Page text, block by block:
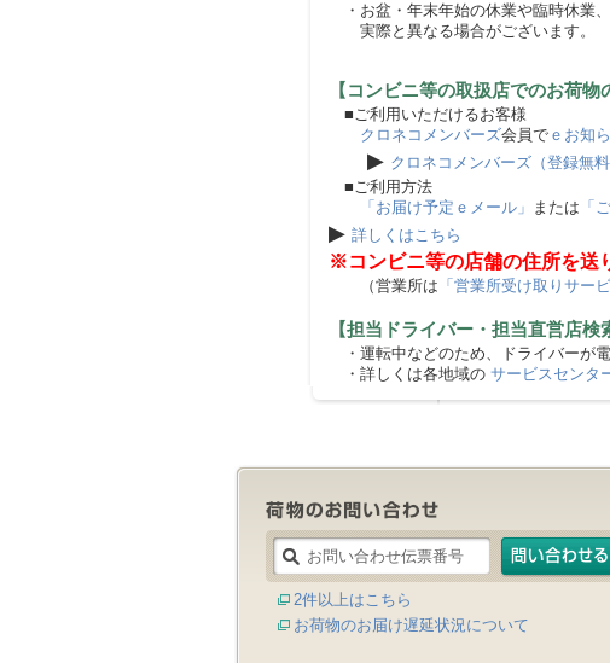
・お盆・年末年始の休業や臨時休業
実際と異なる場合がございます。
【コンビニ等の取扱店でのお荷
■ご利用いただけるお客様
クロネコメンバーズ会員で ｅお知
▶ クロネコメンバーズ（登録無料
■ご利用方法
「お届け予定ｅメール」 または 「
▶ 詳しくはこちら
※コンビニ等の店舗の住所を送
（営業所は 「営業所受け取りサービ
【担当ドライバー・担当直営店検
・運転中などのため、ドライバーが
・詳しくは各地域の サービスセンタ
2件以上はこちら
お荷物のお届け遅延状況について